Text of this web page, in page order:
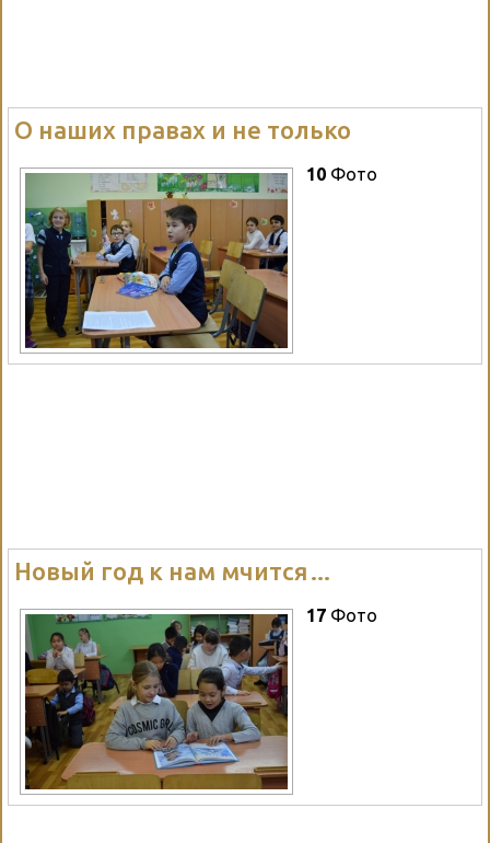
О наших правах и не только
10 Фото
Новый год к нам мчится…
17 Фото